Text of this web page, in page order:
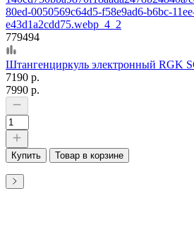
779494
Штангенциркуль электронный RGK
7190 р.
7990 р.
Купить Товар в корзине